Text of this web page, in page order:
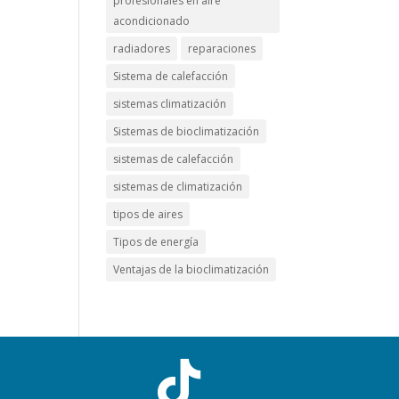
acondicionado
radiadores
reparaciones
Sistema de calefacción
sistemas climatización
Sistemas de bioclimatización
sistemas de calefacción
sistemas de climatización
tipos de aires
Tipos de energía
Ventajas de la bioclimatización
